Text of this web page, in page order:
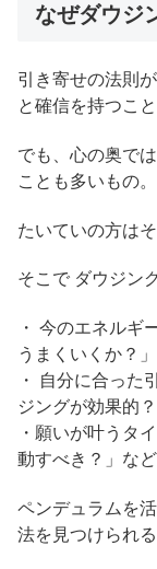
なぜダウジ
引き寄せの法則
と確信を持つこ
でも、心の奥で
ことも多いもの。
たいていの方は
そこで ダウジン
・ 今のエネルギ
うまくいくか？
・ 自分に合った
ジングが効果的？
・願いが叶うタ
動すべき？」など
ペンデュラムを
法を見つけられる